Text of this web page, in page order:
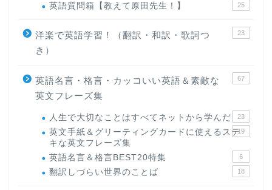
英語質問箱【教えて原田先生！】 25
洋楽で英語学習！（翻訳・和訳・歌詞つ
き）
23
英語名言・格言・カッコいい英語＆素敵な
英文フレーズ集
67
人生で大切なことはすべてネットから学んだ 23
英文手紙＆グリーティングカードに使えるステ
キな英文フレーズ集
19
英語名言＆格言BEST20特集 6
翻訳しづらい世界のことば 18